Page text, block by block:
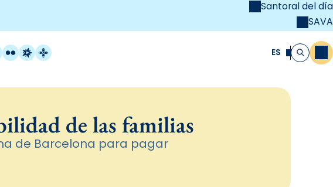
Santoral del día
SAVA
FlickrRadio Estel
Catalunya Cristiana ES Buscar
de las familias
de Barcelona para pagar